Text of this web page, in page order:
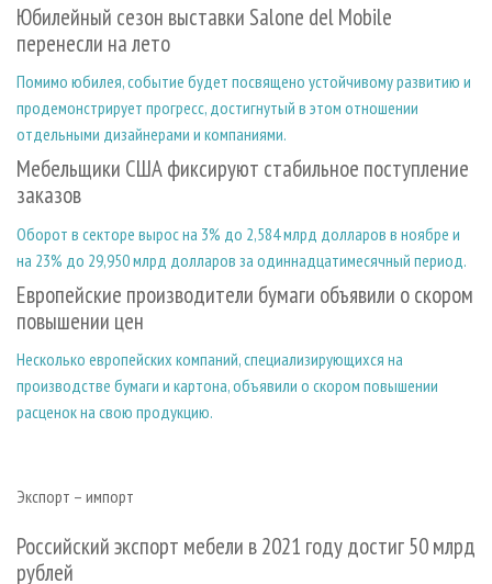
ПРОИЗВОДСТВО ДРЕВЕСНЫХ ПЛИТ
ПРОИЗВОДСТВО МЕБЕЛИ
БИОЭНЕРГЕТИКА
ЦБП
МОБИЛЬНЫЕ ВЫСТАВКИ
ОФИЦИАЛЬНЫЕ ДЕЛЕГАЦИИ
ПРИОРИТЕТНЫЕ ИНВЕСТПРОЕКТЫ
RUSSIAN FORESTRY REVIEW
ГАЗЕТА ЛЕСПРОМФОРУМ
РЕКЛАМА НА САЙТЕ
Юбилейный сезон выставки Salone del Mobile
перенесли на лето
Помимо юбилея, событие будет посвящено устойчивому развитию и
продемонстрирует прогресс, достигнутый в этом отношении
отдельными дизайнерами и компаниями.
Мебельщики США фиксируют стабильное поступление
заказов
Оборот в секторе вырос на 3% до 2,584 млрд долларов в ноябре и
на 23% до 29,950 млрд долларов за одиннадцатимесячный период.
Европейские производители бумаги объявили о скором
повышении цен
Несколько европейских компаний, специализирующихся на
производстве бумаги и картона, объявили о скором повышении
расценок на свою продукцию.
Экспорт – импорт
Российский экспорт мебели в 2021 году достиг 50 млрд
рублей